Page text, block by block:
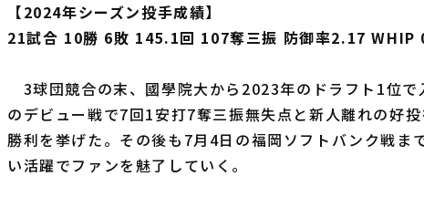
【2024年シーズン投手成績】
21試合 10勝 6敗 145.1回 107奪三振 防御率2.17 WHIP
3球団競合の末、國學院大から2023年のドラフト1位で
のデビュー戦で7回1安打7奪三振無失点と新人離れの好
勝利を挙げた。その後も7月4日の福岡ソフトバンク戦ま
い活躍でファンを魅了していく。